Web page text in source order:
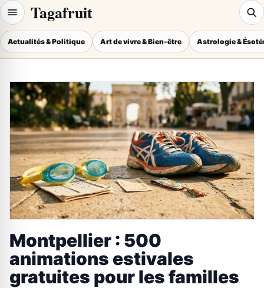
Tagafruit
Actualités & Politique Art de vivre & Bien-être Astrologie &
Montpellier : 500
animations estivales
gratuites pour les familles